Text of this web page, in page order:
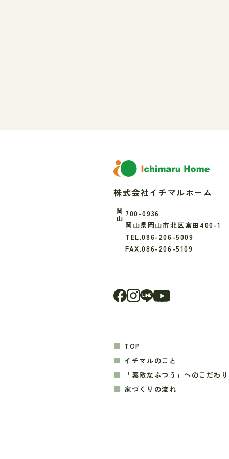
株式会社イチマルホーム
岡山 700-0936
岡山県岡山市北区富田400-1
TEL.086-206-5009
FAX.086-206-5109
TOP
イチマルのこと
「素敵なふつう」へのこだわり
家づくりの流れ